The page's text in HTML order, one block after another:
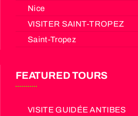
Nice
VISITER SAINT-TROPEZ
Saint-Tropez
FEATURED TOURS
VISITE GUIDÉE ANTIBES